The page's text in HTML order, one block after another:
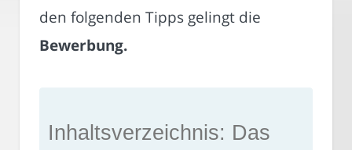
den folgenden Tipps gelingt die
Bewerbung.
Inhaltsverzeichnis: Das